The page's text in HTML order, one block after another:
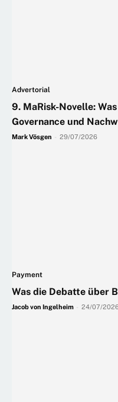
Advertorial
9. MaRisk-Novelle:
Governance und
Mark Vösgen 29/07/2026
Payment
Was die Debatte über
Jacob von Ingelheim 24/07/